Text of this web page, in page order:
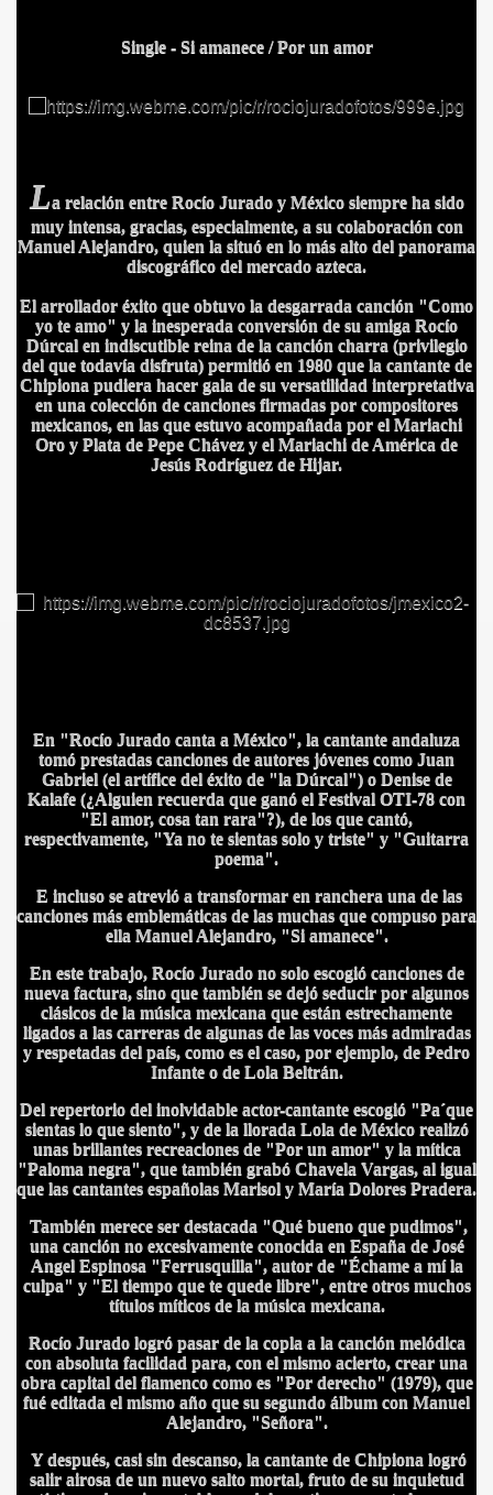
Single- Si amanece/Por un amor
La relación entre Rocío Jurado y México siempre ha sido
muy intensa, gracias, especialmente, a su colaboración con
Manuel Alejandro, quien la situó en lo más alto del panorama
discográfico del mercado azteca.
El arrollador éxito que obtuvo la desgarrada canción "Como
yo te amo" y la inesperada conversión de su amiga Rocío
Dúrcal en indiscutible reina de la canción charra (privilegio
del que todavía disfruta) permitió en 1980 que la cantante de
Chipiona pudiera hacer gala de su versatilidad interpretativa
en una colección de canciones firmadas por compositores
mexicanos, en las que estuvo acompañada por el Mariachi
Oro y Plata de Pepe Chávez y el Mariachi de América de
Jesús Rodríguez de Hijar.
En "Rocío Jurado canta a México", la cantante andaluza
tomó prestadas canciones de autores jóvenes como Juan
Gabriel (el artífice del éxito de "la Dúrcal") o Denise de
Kalafe (¿Alguien recuerda que ganó el Festival OTI-78 con
"El amor, cosa tan rara"?), de los que cantó,
respectivamente, "Ya no te sientas solo y triste" y "Guitarra
poema".
E incluso se atrevió a transformar en ranchera una de las
canciones más emblemáticas de las muchas que compuso para
ella Manuel Alejandro, "Si amanece".
En este trabajo, Rocío Jurado no solo escogió canciones de
nueva factura, sino que también se dejó seducir por algunos
clásicos de la música mexicana que están estrechamente
ligados a las carreras de algunas de las voces más admiradas
y respetadas del país, como es el caso, por ejemplo, de Pedro
Infante o de Lola Beltrán.
Del repertorio del inolvidable actor-cantante escogió "Pa´que
sientas lo que siento", y de la llorada Lola de México realizó
unas brillantes recreaciones de "Por un amor" y la mítica
"Paloma negra", que también grabó Chavela Vargas, al igual
que las cantantes españolas Marisol y María Dolores Pradera.
También merece ser destacada "Qué bueno que pudimos",
una canción no excesivamente conocida en España de José
Angel Espinosa "Ferrusquilla", autor de "Échame a mí la
culpa" y "El tiempo que te quede libre", entre otros muchos
títulos míticos de la música mexicana.
Rocío Jurado logró pasar de la copla a la canción melódica
con absoluta facilidad para, con el mismo acierto, crear una
obra capital del flamenco como es "Por derecho" (1979), que
fué editada el mismo año que su segundo álbum con Manuel
Alejandro, "Señora".
Y después, casi sin descanso, la cantante de Chipiona logró
salir airosa de un nuevo salto mortal, fruto de su inquietud